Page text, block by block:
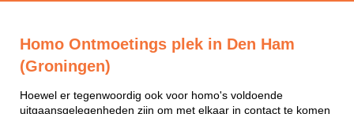
Homo Ontmoetings plek in Den Ham
(Groningen)
Hoewel er tegenwoordig ook voor homo's voldoende
uitgaansgelegenheden zijn om met elkaar in contact te komen